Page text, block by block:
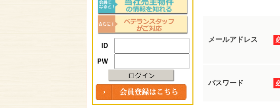
メールアドレス
パスワード
ID
PW